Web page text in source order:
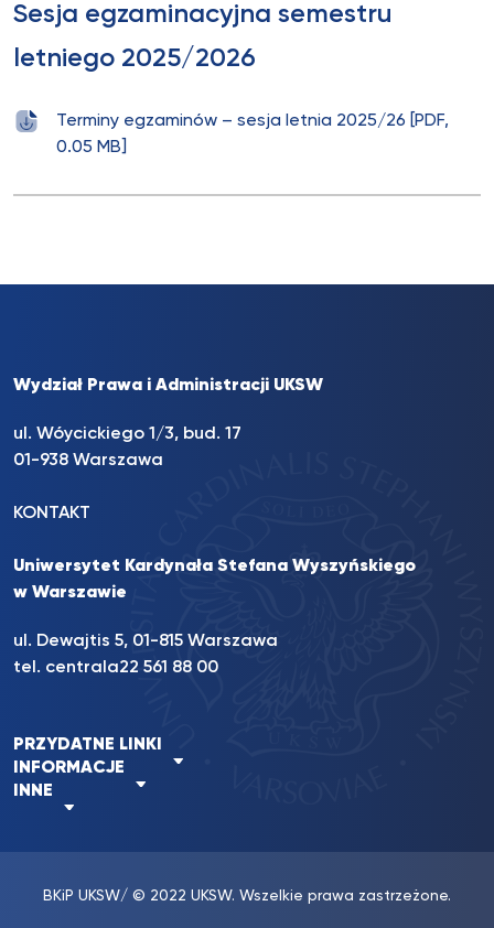
Sesja egzaminacyjna semestru
letniego 2025/2026
Terminy egzaminów – sesja letnia 2025/26 [PDF,
0.05 MB]
Wydział Prawa i Administracji UKSW
ul. Wóycickiego 1/3, bud. 17
01-938 Warszawa
KONTAKT
Uniwersytet Kardynała Stefana Wyszyńskiego
w Warszawie
ul. Dewajtis 5, 01-815 Warszawa
tel. centrala22 561 88 00
PRZYDATNE LINKI
INFORMACJE
INNE
BKiP UKSW/ © 2022 UKSW. Wszelkie prawa zastrzeżone.